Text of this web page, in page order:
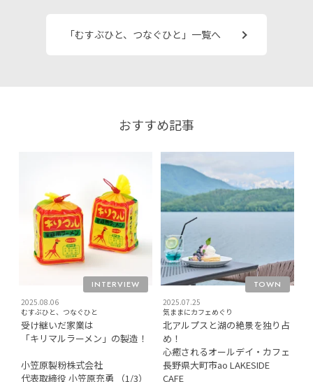
「むすぶひと、つなぐひと」一覧へ
おすすめ記事
2025.08.06
INTERVIEW
むすぶひと、つなぐひと
受け継いだ家業は
「キリマルラーメン」の製造！
小笠原製粉株式会社
代表取締役 小笠原充勇 （1/3）
2025.07.25
TOWN
気ままにカフェめぐり
北アルプスと湖の絶景を独り占
め！
心癒されるオールデイ・カフェ
長野県大町市ao LAKESIDE
CAFE